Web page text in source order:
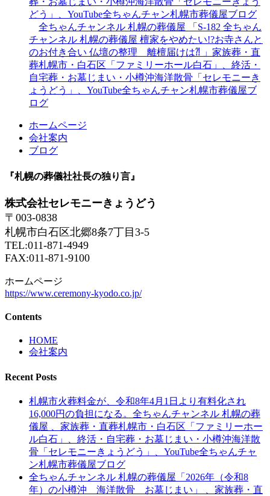
どう」、YouTube全ちゃんチャン札幌市葬儀屋ブログ
全ちゃんチャンネル 札幌の葬儀屋 「S-182 全ちゃん
チャンネル 札幌の葬儀屋 檀家をやめたい!?お寺さんと
のお付き合い 仏壇の整理 離檀届けは⁈ 」家族葬・直
葬札幌市・白石区「ファミリーホール白石」、終活・
自宅葬・お墓じまい・小樽沖海洋散骨「セレモニーき
ょうどう」、YouTube全ちゃんチャン札幌市葬儀屋ブ
ログ
ホームページ
会社案内
ブログ
『札幌の葬儀社社長の独り言』
株式会社セレモニーきょうどう
〒003-0838
札幌市白石区北郷8条7丁目3-5
TEL:011-871-4949
FAX:011-871-9100
ホームページ
https://www.ceremony-kyodo.co.jp/
Contents
HOME
会社案内
Recent Posts
札幌市火葬料金が、令和8年4月1日より有料化され
16,000円の負担になる。全ちゃんチャンネル 札幌の葬
儀屋 、家族葬・直葬札幌市・白石区「ファミリーホー
ル白石」、終活・自宅葬・お墓じまい・小樽沖海洋散
骨「セレモニーきょうどう」、YouTube全ちゃんチャ
ン札幌市葬儀屋ブログ
全ちゃんチャンネル 札幌の葬儀屋「2026年（令和8
年）の小樽沖 海洋散骨 お墓じまい」 、家族葬・直